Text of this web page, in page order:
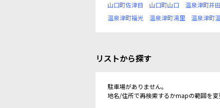
山口町佐津目
山口町山口 温泉津町井田
温泉津町福光
温泉津町湯里 温泉津町
リストから探す
駐車場がありません。
地名/住所で再検索するかmapの範囲を変